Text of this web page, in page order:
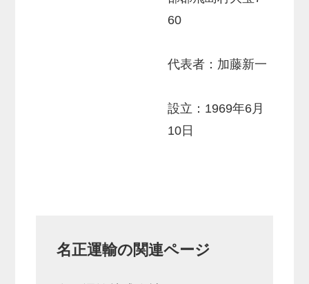
60
代表者：加藤新一
設立：1969年6月
10日
名正運輸の関連ページ